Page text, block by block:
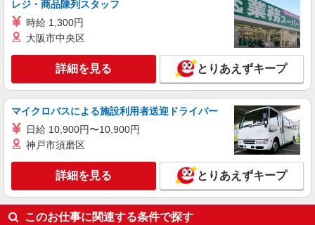
派遣社員
株式会社kotrio /●NG-H-2030655
毎日通うのが楽しみになる＊ホテルのような美
しいサ高住のSTAFF
時給1500円〜2125円 ＜日払い有/週払い有/交
通費全支給(ガソリン代含む)＞
キープ 詳細を見る
パート
日研トータルソーシング株式会社 メディカルケア事業部/名古屋オフ
ィス
レジ・商品陳列スタッフ
時給 1,300円
大阪市中央区
詳細を見る とりあえずキープ
マイクロバスによる施設利用者送迎ドライバー
日給 10,900円〜10,900円
神戸市須磨区
詳細を見る とりあえずキープ
このお仕事に関連する条件で探す